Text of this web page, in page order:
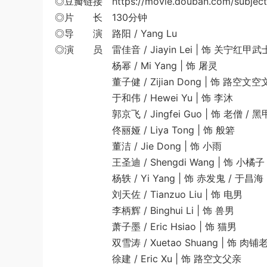
◎片 长 130分钟
◎导 演 路阳 / Yang Lu
◎演 员 雷佳音 / Jiayin Lei | 饰 关宁红甲武
杨幂 / Mi Yang | 饰 屠灵
董子健 / Zijian Dong | 饰 路空文空
于和伟 / Hewei Yu | 饰 李沐
郭京飞 / Jingfei Guo | 饰 老僧 / 黑
佟丽娅 / Liya Tong | 饰 般箬
董洁 / Jie Dong | 饰 小雨
王圣迪 / Shengdi Wang | 饰 小橘子
杨轶 / Yi Yang | 饰 赤发鬼 / 于昌海
刘天佐 / Tianzuo Liu | 饰 电男
李柄辉 / Binghui Li | 饰 兽男
萧子墨 / Eric Hsiao | 饰 猫男
双雪涛 / Xuetao Shuang | 饰 肉铺老
徐建 / Eric Xu | 饰 路空文父亲